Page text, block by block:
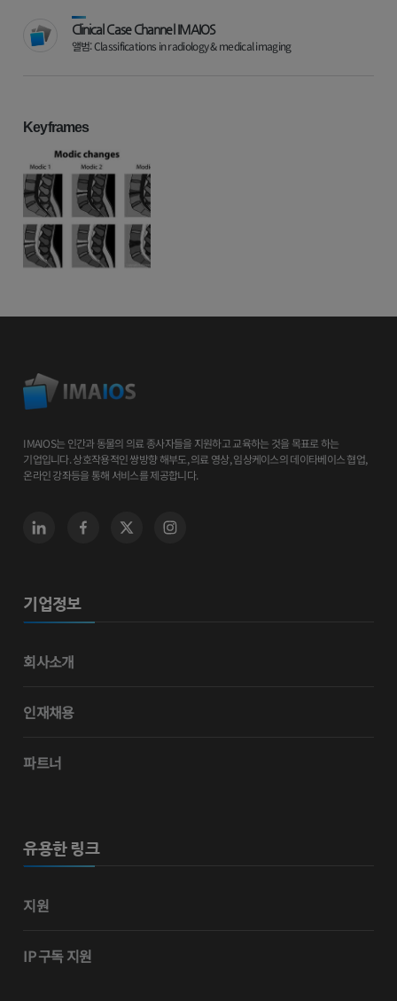
Clinical Case Channel IMAIOS
앨범: Classifications in radiology & medical imaging
Keyframes
IMAIOS는 인간과 동물의 의료 종사자들을 지원하고 교육하는 것을 목표로 하는
기업입니다. 상호작용적인 쌍방향 해부도, 의료 영상, 임상케이스의 데이타베이스 협업,
온라인 강좌등을 통해 서비스를 제공합니다.
기업정보
회사소개
인재채용
파트너
유용한 링크
지원
IP 구독 지원